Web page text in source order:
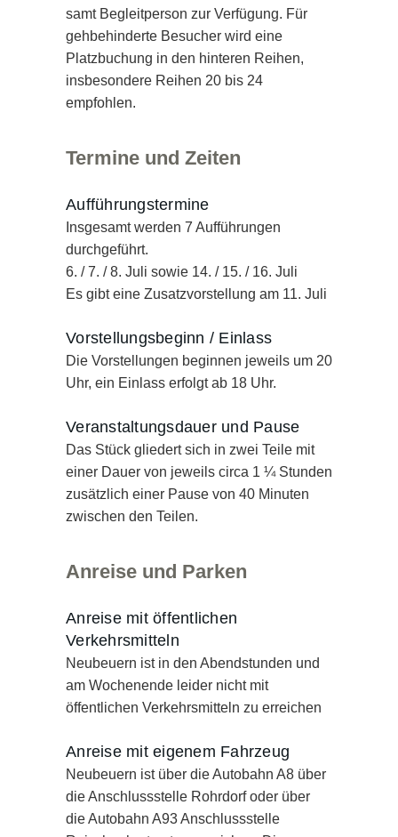
samt Begleitperson zur Verfügung. Für
gehbehinderte Besucher wird eine
Platzbuchung in den hinteren Reihen,
insbesondere Reihen 20 bis 24
empfohlen.
Termine und Zeiten
Aufführungstermine
Insgesamt werden 7 Aufführungen
durchgeführt.
6. / 7. / 8. Juli sowie 14. / 15. / 16. Juli
Es gibt eine Zusatzvorstellung am 11. Juli
Vorstellungsbeginn / Einlass
Die Vorstellungen beginnen jeweils um 20
Uhr, ein Einlass erfolgt ab 18 Uhr.
Veranstaltungsdauer und Pause
Das Stück gliedert sich in zwei Teile mit
einer Dauer von jeweils circa 1 ¼ Stunden
zusätzlich einer Pause von 40 Minuten
zwischen den Teilen.
Anreise und Parken
Anreise mit öffentlichen
Verkehrsmitteln
Neubeuern ist in den Abendstunden und
am Wochenende leider nicht mit
öffentlichen Verkehrsmitteln zu erreichen
Anreise mit eigenem Fahrzeug
Neubeuern ist über die Autobahn A8 über
die Anschlussstelle Rohrdorf oder über
die Autobahn A93 Anschlussstelle